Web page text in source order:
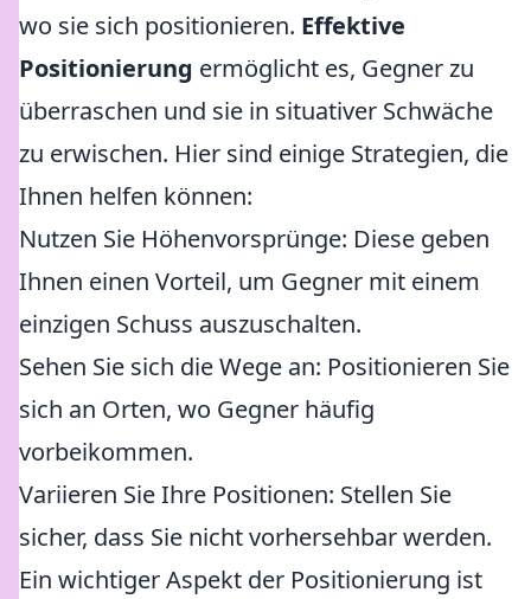
wo sie sich positionieren. Effektive
Positionierung ermöglicht es, Gegner zu
überraschen und sie in situativer Schwäche
zu erwischen. Hier sind einige Strategien, die
Ihnen helfen können:
Nutzen Sie Höhenvorsprünge: Diese geben
Ihnen einen Vorteil, um Gegner mit einem
einzigen Schuss auszuschalten.
Sehen Sie sich die Wege an: Positionieren Sie
sich an Orten, wo Gegner häufig
vorbeikommen.
Variieren Sie Ihre Positionen: Stellen Sie
sicher, dass Sie nicht vorhersehbar werden.
Ein wichtiger Aspekt der Positionierung ist